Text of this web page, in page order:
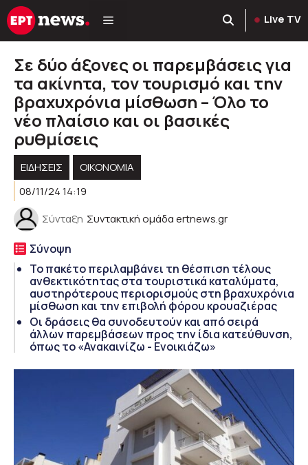
Μετάβαση
σε
Live TV
Σε δύο άξονες οι παρεμβάσεις για
τα ακίνητα, τον τουρισμό και την
βραχυχρόνια μίσθωση – Όλο το
νέο πλαίσιο και οι βασικές
ρυθμίσεις
ΕΙΔΗΣΕΙΣ
ΟΙΚΟΝΟΜΙΑ
08/11/24 14:19
Σύνταξη Συντακτική ομάδα ertnews.gr
Σύνοψη
Το πακέτο περιλαμβάνει τη θέσπιση τέλους
ανθεκτικότητας στα τουριστικά καταλύματα,
αυστηρότερους περιορισμούς στη βραχυχρόνια
μίσθωση και την επιβολή φόρου κρουαζιέρας
Οι δράσεις θα συνοδευτούν και από σειρά
άλλων παρεμβάσεων προς την ίδια κατεύθυνση,
όπως το «Ανακαινίζω - Ενοικιάζω»